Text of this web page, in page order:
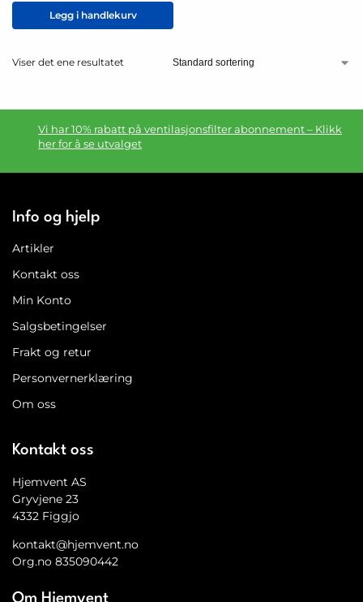
Legg i handlekurv
Viser det ene resultatet
Vi har 10% rabatt på ventilasjonsfilter abonnement – Klikk
her for å se utvalget
Info og hjelp
Artikler
Kontakt oss
Min Konto
Salgsbetingelser
Frakt og retur
Personvernerklæring
Om oss
Kontakt oss
Hjemvent AS
Gryvjene 23
4332 Figgjo
kontakt@hjemvent.no
Org.no 835090442
Om Hjemvent